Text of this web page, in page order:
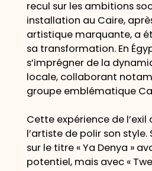
recul sur les ambitions
installation au Caire,
artistique marquante, a
sa transformation. En
s’imprégner de la
locale, collaborant
groupe emblématique
Cette expérience de
l’artiste de polir son
sur le titre « Ya Denya »
potentiel, mais avec «